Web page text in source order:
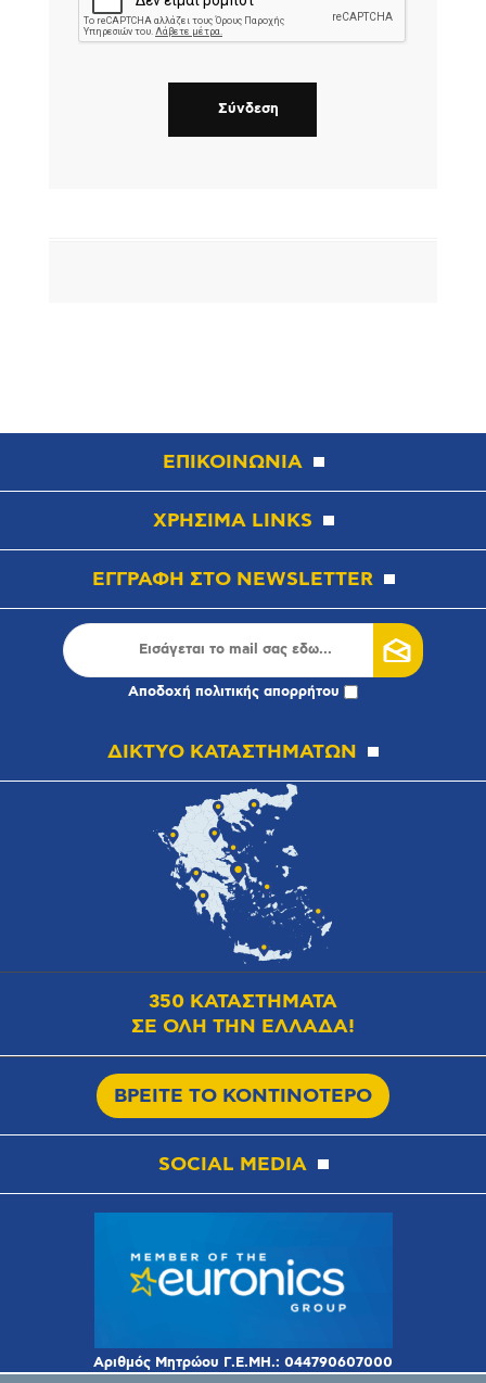
ΕΠΙΚΟΙΝΩΝΙΑ
ΧΡΗΣΙΜΑ LINKS
ΕΓΓΡΑΦΗ ΣΤΟ NEWSLETTER
Αποδοχή πολιτικής απορρήτου
ΔΙΚΤΥΟ ΚΑΤΑΣΤΗΜΑΤΩΝ
350 ΚΑΤΑΣΤΗΜΑΤΑ
ΣΕ ΟΛΗ ΤΗΝ ΕΛΛΑΔΑ!
ΒΡΕΙΤΕ ΤΟ ΚΟΝΤΙΝΟΤΕΡΟ
SOCIAL MEDIA